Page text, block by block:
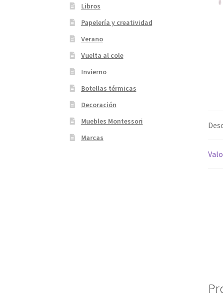
Libros
Papelería y creatividad
Verano
Vuelta al cole
Invierno
Botellas térmicas
Decoración
Muebles Montessori
Marcas